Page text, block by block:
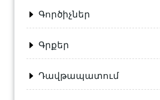
Գործիչներ
Գրքեր
Դավթապատում